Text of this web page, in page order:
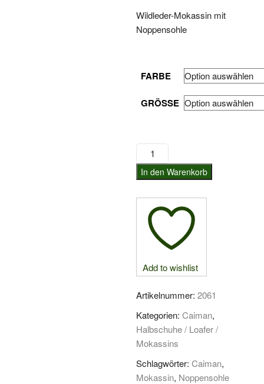
Wildleder-Mokassin mit
Noppensohle
FARBE
GRÖSSE
Caiman
Mokassin
Menge
In den Warenkorb
Add to wishlist
Artikelnummer:2061
Kategorien:Caiman,
Halbschuhe / Loafer /
Mokassins
Schlagwörter:Caiman,
Mokassin, Noppensohle